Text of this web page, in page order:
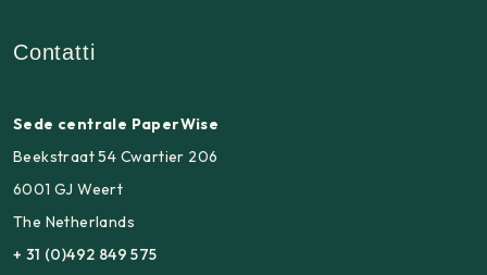
Contatti
Sede centrale PaperWise
Beekstraat 54 Cwartier 206
6001 GJ Weert
The Netherlands
+ 31 (0)492 849 575